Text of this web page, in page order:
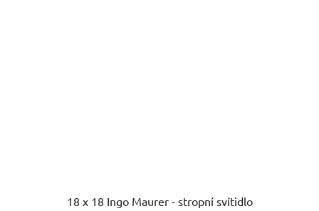
18 x 18 Ingo Maurer - stropní svítidlo